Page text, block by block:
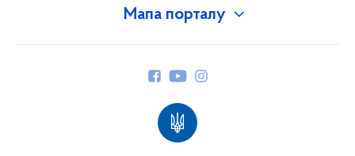
Мапа порталу